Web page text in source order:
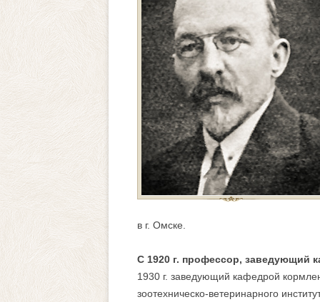
в г. Омске.
С 1920 г. профессор, заведующий
1930 г. заведующий кафедрой
зоотехническо-ветеринарного